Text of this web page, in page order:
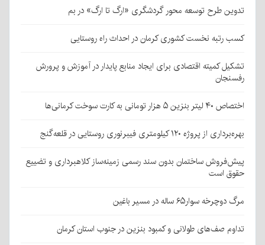
تدوین طرح توسعه محور گردشگری «ارگ تا ارگ» در بم
کسب رتبه نخست کشوری کرمان در احداث راه روستایی
تشکیل کمیته اقتصادی برای ایجاد منابع پایدار در آموزش و پرورش
رفسنجان
اختصاص ۴۰ لیتر بنزین ۵ هزار تومانی به کارت سوخت کرمانی‌ها
بهره‌برداری از پروژه ۱۲۰ کیلومتری فیبرنوری روستایی در قلعه‌گنج
پیش‌فروش ساختمان بدون سند رسمی زمینه‌ساز کلاهبرداری و تضییع
حقوق است
مرگ دوچرخه سوار۶۵ ساله در مسیر باغین
تداوم صف‌های طولانی و کمبود بنزین در جنوب استان کرمان